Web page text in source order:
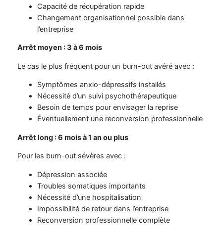
Capacité de récupération rapide
Changement organisationnel possible dans
l’entreprise
Arrêt moyen : 3 à 6 mois
Le cas le plus fréquent pour un burn-out avéré avec :
Symptômes anxio-dépressifs installés
Nécessité d’un suivi psychothérapeutique
Besoin de temps pour envisager la reprise
Éventuellement une reconversion professionnelle
Arrêt long : 6 mois à 1 an ou plus
Pour les burn-out sévères avec :
Dépression associée
Troubles somatiques importants
Nécessité d’une hospitalisation
Impossibilité de retour dans l’entreprise
Reconversion professionnelle complète